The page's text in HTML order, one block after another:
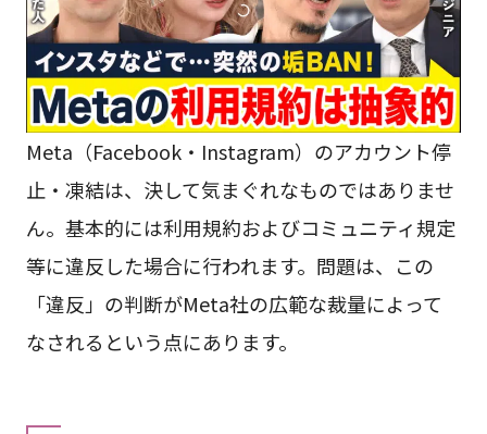
Meta（Facebook・Instagram）のアカウント停
止・凍結は、決して気まぐれなものではありませ
ん。基本的には利用規約およびコミュニティ規定
等に違反した場合に行われます。問題は、この
「違反」の判断がMeta社の広範な裁量によって
なされるという点にあります。